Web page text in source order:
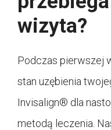
wizyta?
Podczas pierwszej
stan uzębienia
Invisalign® dla
metodą leczenia.